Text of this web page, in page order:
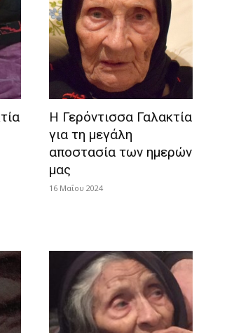
Η Γερόντισσα Γαλακτία
για τη μεγάλη
αποστασία των ημερών
μας
16 Μαΐου 2024